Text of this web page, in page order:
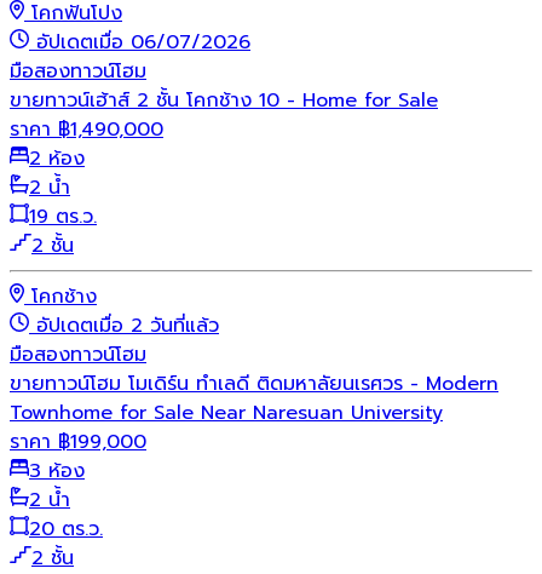
โคกฟันโปง
อัปเดตเมื่อ 06/07/2026
มือสองทาวน์โฮม
ขายทาวน์เฮ้าส์ 2 ชั้น โคกช้าง 10 - Home for Sale
ราคา ฿1,490,000
2 ห้อง
2 น้ำ
19 ตร.ว.
2 ชั้น
โคกช้าง
อัปเดตเมื่อ 2 วันที่แล้ว
มือสองทาวน์โฮม
ขายทาวน์โฮม โมเดิร์น ทำเลดี ติดมหาลัยนเรศวร - Modern
Townhome for Sale Near Naresuan University
ราคา ฿199,000
3 ห้อง
2 น้ำ
20 ตร.ว.
2 ชั้น